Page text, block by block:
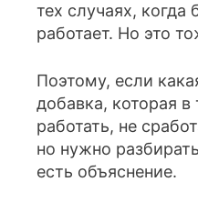
тех случаях, когда
работает. Но это
Поэтому, если
добавка, которая
работать, не
но нужно
есть объяснение.